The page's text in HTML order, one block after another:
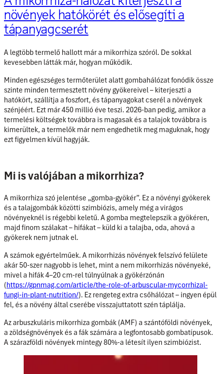
növények hatókörét és elősegíti a
tápanyagcserét
A legtöbb termelő hallott már a mikorrhiza szóról. De sokkal
kevesebben látták már, hogyan működik.
Minden egészséges termőterület alatt gombahálózat fonódik össze
szinte minden termesztett növény gyökereivel – kiterjeszti a
hatókört, szállítja a foszfort, és tápanyagokat cserél a növények
szénjéért. Ezt már 450 millió éve teszi. 2026-ban pedig, amikor a
termelési költségek továbbra is magasak és a talajok továbbra is
kimerültek, a termelők már nem engedhetik meg maguknak, hogy
ezt figyelmen kívül hagyják.
Mi is valójában a mikorrhiza?
A mikorrhiza szó jelentése „gomba-gyökér”. Ez a növényi gyökerek
és a talajgombák közötti szimbiózis, amely még a virágos
növényeknél is régebbi keletű. A gomba megtelepszik a gyökéren,
majd finom szálakat – hifákat – küld ki a talajba, oda, ahová a
gyökerek nem jutnak el.
A számok egyértelműek. A mikorrhizás növények felszívó felülete
akár 50-szer nagyobb is lehet, mint a nem mikorrhizás növényeké,
mivel a hifák 4–20 cm-rel túlnyúlnak a gyökérzónán
(https://gpnmag.com/article/the-role-of-arbuscular-mycorrhizal-
fungi-in-plant-nutrition/). Ez rengeteg extra csőhálózat – ingyen épül
fel, és a növény által cserébe visszajuttatott szén táplálja.
Az arbuszkuláris mikorrhiza gombák (AMF) a szántóföldi növények,
a zöldségnövények és a fák számára a legfontosabb gombatípusok.
A szárazföldi növények mintegy 80%-a létesít ilyen szimbiózist.